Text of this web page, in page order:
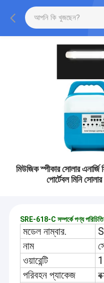
মিউজিক স্পীকার সোলার
পোর্টেবল মিনি
SRE-618-C সম্পর্কে পণ্য
মডেল নাম্বার.
নাম
ওয়ারেন্টি
পরিবহন প্যাকেজ